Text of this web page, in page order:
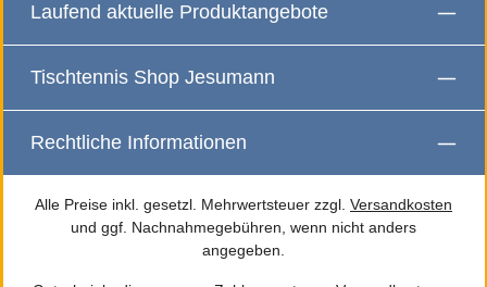
Laufend aktuelle Produktangebote
Tischtennis Shop Jesumann
Rechtliche Informationen
Alle Preise inkl. gesetzl. Mehrwertsteuer zzgl. Versandkosten
und ggf. Nachnahmegebühren, wenn nicht anders
angegeben.